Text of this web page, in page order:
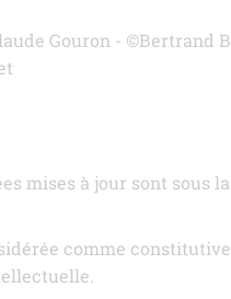
Gouron - ©Bertrand
mises à jour sont sous
comme